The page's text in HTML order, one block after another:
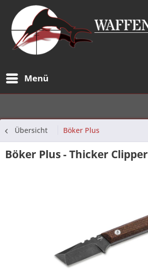
Menü
Übersicht Böker Plus
Böker Plus - Thicker Clipper